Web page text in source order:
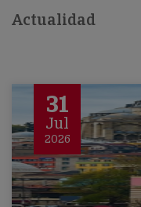
Actualidad
31
Jul
2026